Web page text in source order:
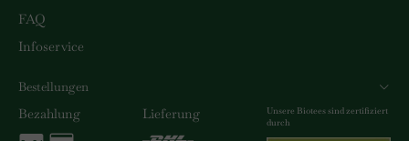
FAQ
Infoservice
Bestellungen
Bezahlung
Lieferung
Unsere Biotees sind zertifiziert
durch